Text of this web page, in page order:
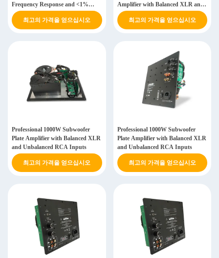
Frequency Response and <1%
Total Harmonic Distortion
최고의 가격을 얻으십시오
Amplifier with Balanced XLR and
RCA
최고의 가격을 얻으십시오
Professional 1000W Subwoofer
Plate Amplifier with Balanced XLR
and Unbalanced RCA Inputs
최고의 가격을 얻으십시오
Professional 1000W Subwoofer
Plate Amplifier with Balanced XLR
and Unbalanced RCA Inputs
최고의 가격을 얻으십시오